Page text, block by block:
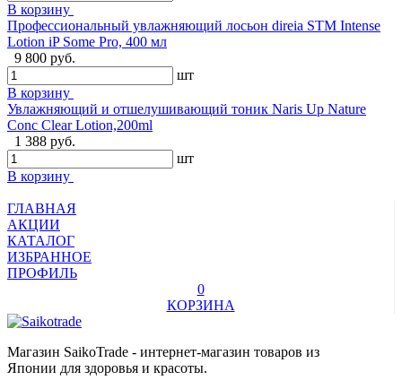
В корзину
Профессиональный увлажняющий лосьон direia STM Intense
Lotion iP Some Pro, 400 мл
9 800 руб.
шт
В корзину
Увлажняющий и отшелушивающий тоник Naris Up Nature
Conc Clear Lotion,200ml
1 388 руб.
шт
В корзину
ГЛАВНАЯ
АКЦИИ
КАТАЛОГ
ИЗБРАННОЕ
ПРОФИЛЬ
0
КОРЗИНА
Магазин SaikoTrade - интернет-магазин товаров из
Японии для здоровья и красоты.